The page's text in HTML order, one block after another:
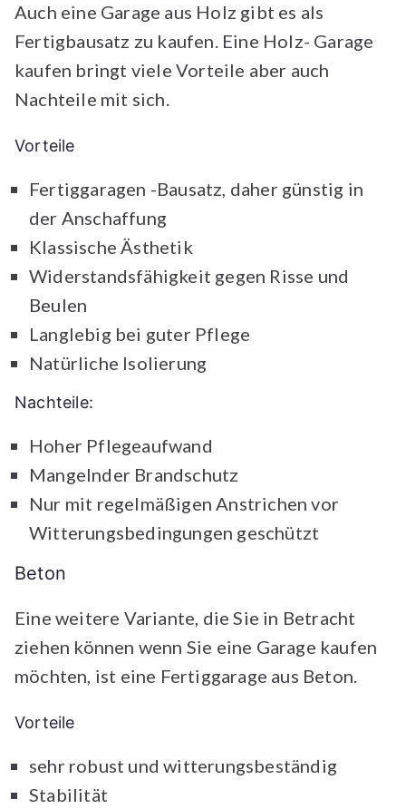
Auch eine Garage aus Holz gibt es als
Fertigbausatz zu kaufen. Eine Holz- Garage
kaufen bringt viele Vorteile aber auch
Nachteile mit sich.
Vorteile
Fertiggaragen -Bausatz, daher günstig in
der Anschaffung
Klassische Ästhetik
Widerstandsfähigkeit gegen Risse und
Beulen
Langlebig bei guter Pflege
Natürliche Isolierung
Nachteile:
Hoher Pflegeaufwand
Mangelnder Brandschutz
Nur mit regelmäßigen Anstrichen vor
Witterungsbedingungen geschützt
Beton
Eine weitere Variante, die Sie in Betracht
ziehen können wenn Sie eine Garage kaufen
möchten, ist eine Fertiggarage aus Beton.
Vorteile
sehr robust und witterungsbeständig
Stabilität